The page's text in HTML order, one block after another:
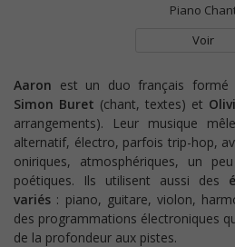
Aaron est un duo français
Simon Buret (chant, textes) et
arrangements). Leur musique
alternatif, électro, parfois trip-hop,
oniriques, atmosphériques, un
poétiques. Ils utilisent aussi des
variés : piano, guitare, violon,
des programmations électroniques
de la profondeur aux pistes.
Piano
Voir